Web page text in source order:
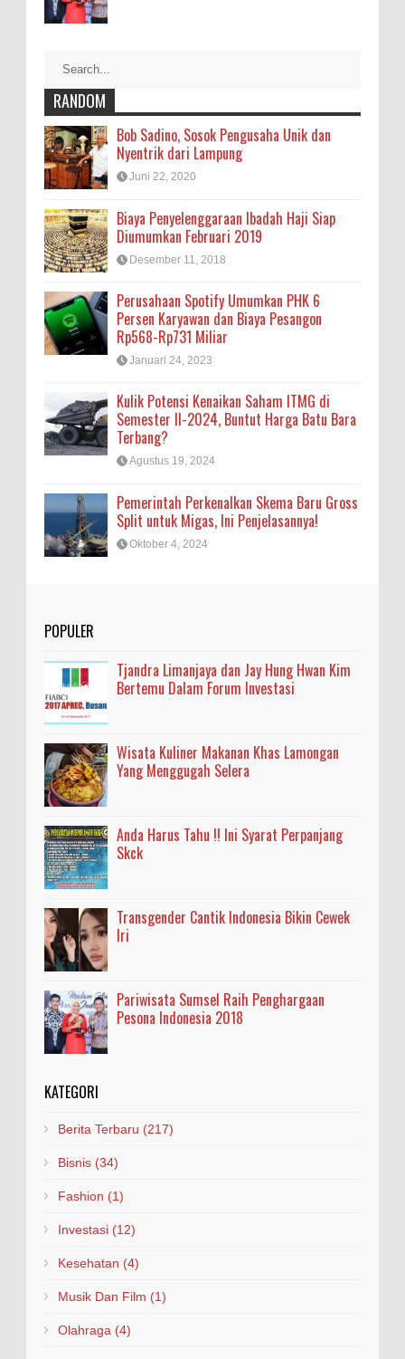
RANDOM
Bob Sadino, Sosok Pengusaha Unik dan
Nyentrik dari Lampung
Juni 22, 2020
Biaya Penyelenggaraan Ibadah Haji Siap
Diumumkan Februari 2019
Desember 11, 2018
Perusahaan Spotify Umumkan PHK 6
Persen Karyawan dan Biaya Pesangon
Rp568-Rp731 Miliar
Januari 24, 2023
Kulik Potensi Kenaikan Saham ITMG di
Semester II-2024, Buntut Harga Batu Bara
Terbang?
Agustus 19, 2024
Pemerintah Perkenalkan Skema Baru Gross
Split untuk Migas, Ini Penjelasannya!
Oktober 4, 2024
POPULER
Tjandra Limanjaya dan Jay Hung Hwan Kim
Bertemu Dalam Forum Investasi
Wisata Kuliner Makanan Khas Lamongan
Yang Menggugah Selera
Anda Harus Tahu !! Ini Syarat Perpanjang
Skck
Transgender Cantik Indonesia Bikin Cewek
Iri
Pariwisata Sumsel Raih Penghargaan
Pesona Indonesia 2018
KATEGORI
Berita Terbaru (217)
Bisnis (34)
Fashion (1)
Investasi (12)
Kesehatan (4)
Musik Dan Film (1)
Olahraga (4)